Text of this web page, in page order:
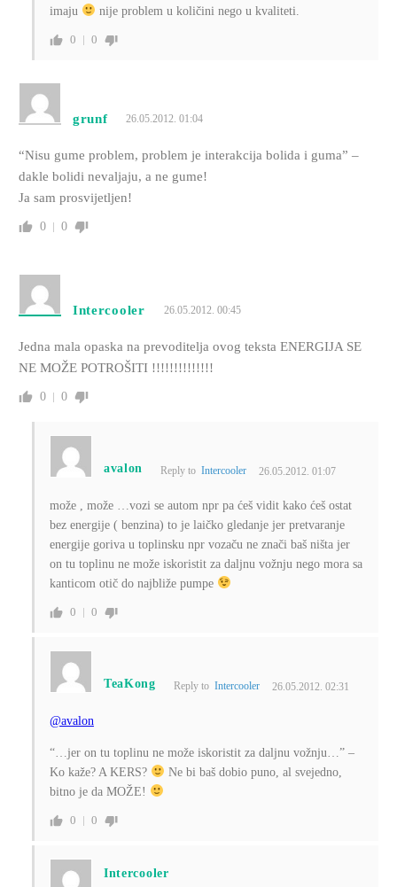
imaju
nije problem u količini nego u kvaliteti.
0 0
grunf 26.05.2012. 01:04
“Nisu gume problem, problem je interakcija bolida i guma” –
dakle bolidi nevaljaju, a ne gume!
Ja sam prosvijetljen!
0 0
Intercooler 26.05.2012. 00:45
Jedna mala opaska na prevoditelja ovog teksta ENERGIJA SE
NE MOŽE POTROŠITI !!!!!!!!!!!!!!
0 0
avalon Reply toIntercooler 26.05.2012. 01:07
može , može …vozi se autom npr pa ćeš vidit kako ćeš ostat
bez energije ( benzina) to je laičko gledanje jer pretvaranje
energije goriva u toplinsku npr vozaču ne znači baš ništa jer
on tu toplinu ne može iskoristit za daljnu vožnju nego mora sa
kanticom otič do najbliže pumpe
0 0
TeaKong Reply to Intercooler 26.05.2012. 02:31
@avalon
“…jer on tu toplinu ne može iskoristit za daljnu vožnju…” –
Ko kaže? A KERS?
Ne bi baš dobio puno, al svejedno,
bitno je da MOŽE!
0 0
Intercooler